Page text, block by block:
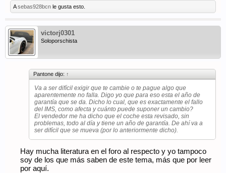
Asebas928bcn le gusta esto.
victorj0301
Soloporschista
Pantone dijo: ↑
Va a ser difícil exigir que te cambie o te pague algo que
aparentemente no falla. Digo yo que para eso esta el año de
garantía que se da. Dicho lo cual, que es exactamente el fallo
del IMS, como afecta y cuánto puede suponer un cambio?
El vendedor me ha dicho que el coche esta revisado, sin
problemas, todo al día y tiene un año de garantía. De ahí va a
ser difícil que se mueva (por lo anteriormente dicho).
Hay mucha literatura en el foro al respecto y yo tampoco
soy de los que más saben de este tema, más que por leer
por aquí.